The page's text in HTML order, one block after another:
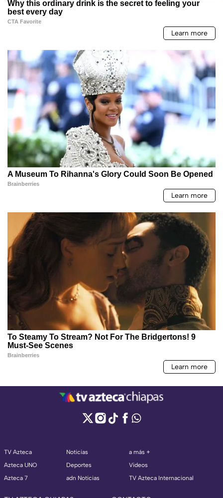
TV Azteca
Azteca UNO
Azteca 7
Noticias
Deportes
adn Noticias
a más +
Videos
TV Azteca Internacional